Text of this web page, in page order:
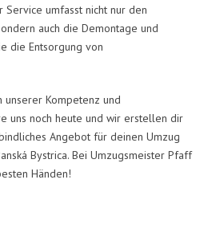
Service umfasst nicht nur den
auch die Demontage und
die Entsorgung von
Kompetenz und
uns noch heute und wir erstellen dir
Angebot für deinen Umzug
Bystrica. Bei Umzugsmeister Pfaff
Händen!